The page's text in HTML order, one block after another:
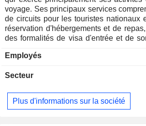
voyage. Ses principaux services
de circuits pour les touristes nationaux
réservation d'hébergements et de
des formalités de visa d'entrée et de
internationaux, ainsi que l'achat de
compte des touristes. Les activités de
destinations pour les voyageurs
l'Asie, les Amériques, l'Europe,
Employés
Secteur
Plus d'informations sur la société